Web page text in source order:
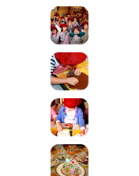
室・テイクアウト Clémentine (produced